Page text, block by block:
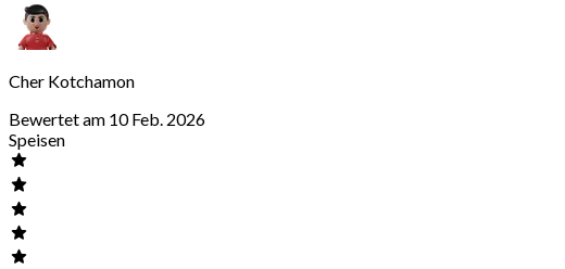
Cher Kotchamon
Bewertet am 10 Feb. 2026
Speisen